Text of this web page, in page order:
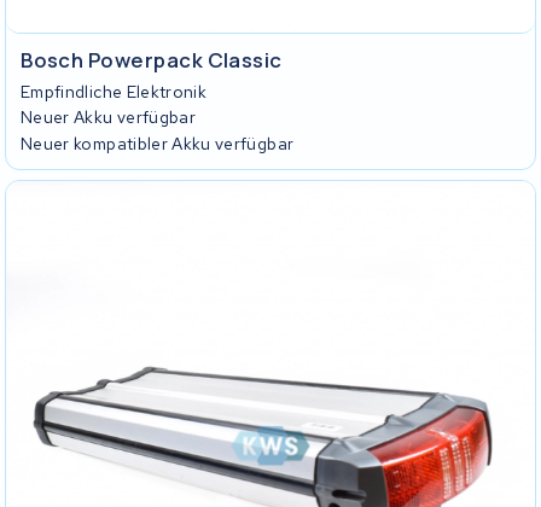
Bosch Powerpack Classic
Empfindliche Elektronik
Neuer Akku verfügbar
Neuer kompatibler Akku verfügbar